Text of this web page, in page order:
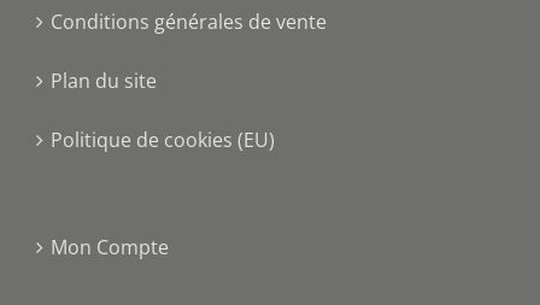
Conditions générales de vente
Plan du site
Politique de cookies (EU)
Mon Compte